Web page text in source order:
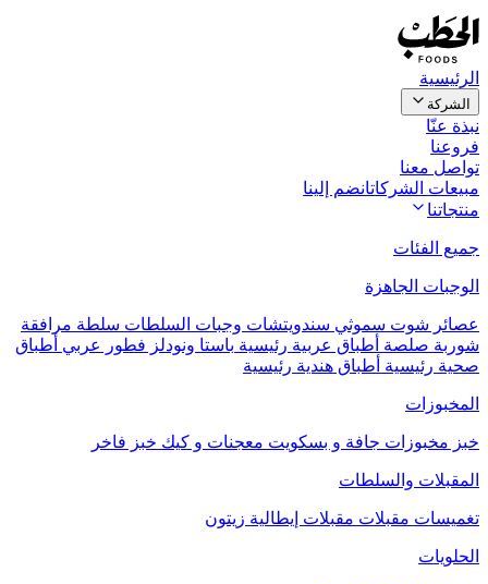
الرئيسية
الشركة
نبذة عنّا
فروعنا
تواصل معنا
مبيعات الشركاتانضم إلينا
منتجاتنا
جميع الفئات
الوجبات الجاهزة
عصائر شوت سموثي سندويتشات وجبات السلطات سلطة مرافقة
شوربة صلصة أطباق عربية رئيسية باستا ونودلز فطور عربي أطباق
صحية رئيسية أطباق هندية رئيسية
المخبوزات
خبز مخبوزات جافة و بسكويت معجنات و كيك خبز فاخر
المقبلات والسلطات
تغميسات مقبلات مقبلات إيطالية زيتون
الحلويات